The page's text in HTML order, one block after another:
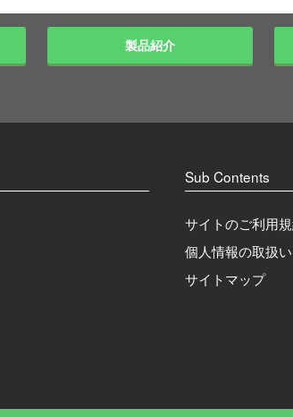
製品紹介
Sub Contents
サイトのご利用
個人情報の取扱
サイトマップ